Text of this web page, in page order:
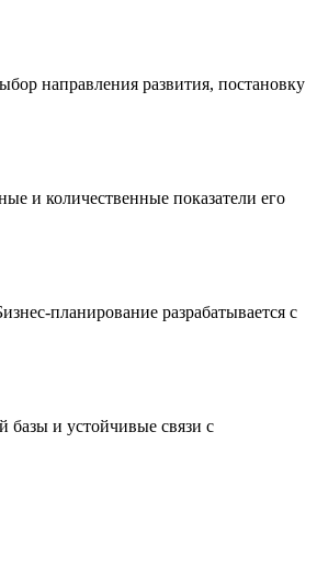
направления развития, постановку
и количественные показатели его
планирование разрабатывается с
базы и устойчивые связи с